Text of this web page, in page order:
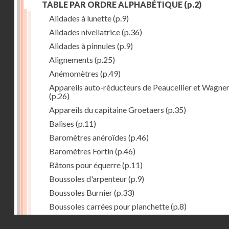
TABLE PAR ORDRE ALPHABÉTIQUE (p.2)
Alidades à lunette(p.9)
Alidades nivellatrice(p.36)
Alidades à pinnules (p.9)
Alignements (p.25)
Anémomètres (p.49)
Appareils auto-réducteurs de Peaucellier et Wagner
(p.26)
Appareils du capitaine Groetaers (p.35)
Balises (p.11)
Baromètres anéroïdes (p.46)
Baromètres Fortin(p.46)
Bâtons pour équerre(p.11)
Boussoles d'arpenteur(p.9)
Boussoles Burnier(p.33)
Boussoles carrées pour planchette(p.8)